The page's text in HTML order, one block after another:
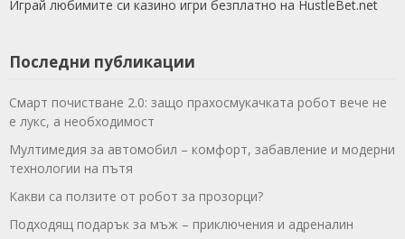
Играй любимите си казино игри безплатно на HustleBet.net
Последни публикации
Смарт почистване 2.0: защо прахосмукачката робот вече не
е лукс, а необходимост
Мултимедия за автомобил – комфорт, забавление и модерни
технологии на пътя
Какви са ползите от робот за прозорци?
Подходящ подарък за мъж – приключения и адреналин